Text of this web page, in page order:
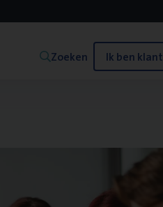
Zoeken Ik ben klant